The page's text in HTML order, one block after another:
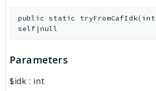
public static tryFromCafIdk(int
self|null
Parameters
$idk : int